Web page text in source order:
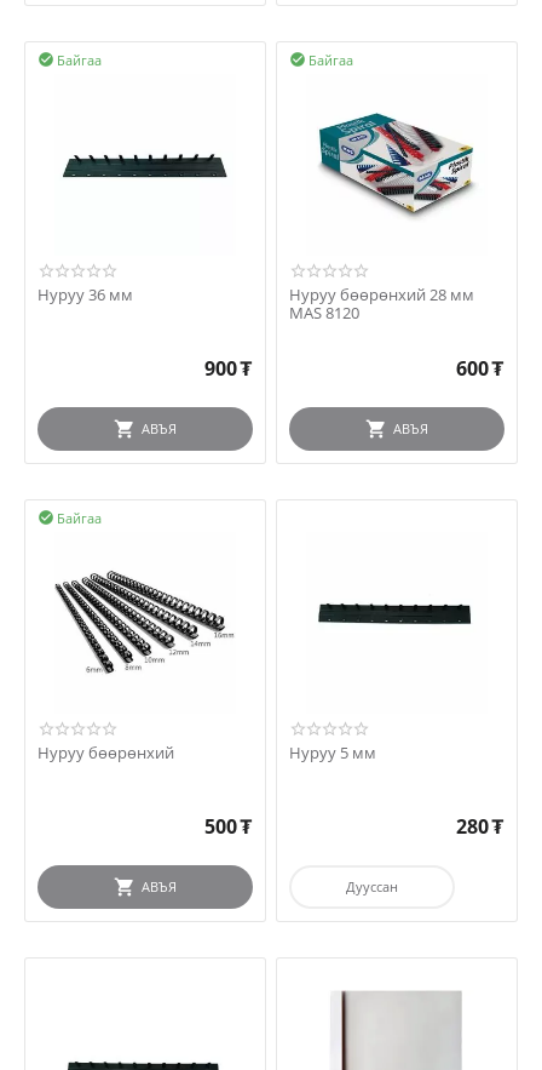
Байгаа

Нуруу 36 мм
900₮
АВЪЯ
Байгаа

Нуруу бөөрөнхий 28 мм
MAS 8120
600₮
АВЪЯ
Байгаа

Нуруу бөөрөнхий
500₮
АВЪЯ
Нуруу 5 мм
280₮
Дууссан